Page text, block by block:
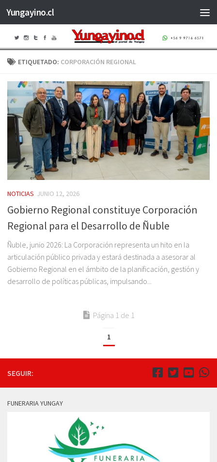
Saltar al contenido
Yungayino.cl
ETIQUETADO: CORPORACIÓN REGIONAL
NOTICIAS JUNIO 12, 2026
Gobierno Regional constituye Corporación
Regional para el Desarrollo de Ñuble
Ñuble, junio 2026: La Corporación representa un hito en la
articulación público privada y estará destinada a asesorar al
Gobierno Regional en el ámbito de la planificación, gestión y
desarrollo de políticas públicas, impulsando...
Página 1 de 1
1
SEGUIR:
FUNERARIA YUNGAY